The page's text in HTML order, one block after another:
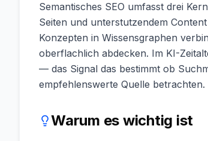
Semantisches SEO umfasst drei
Seiten und unterstutzendem
Konzepten in Wissensgraphen
oberflachlich abdecken. Im KI-
— das Signal das bestimmt ob
empfehlenswerte Quelle betrachten.
Warum es wichtig ist